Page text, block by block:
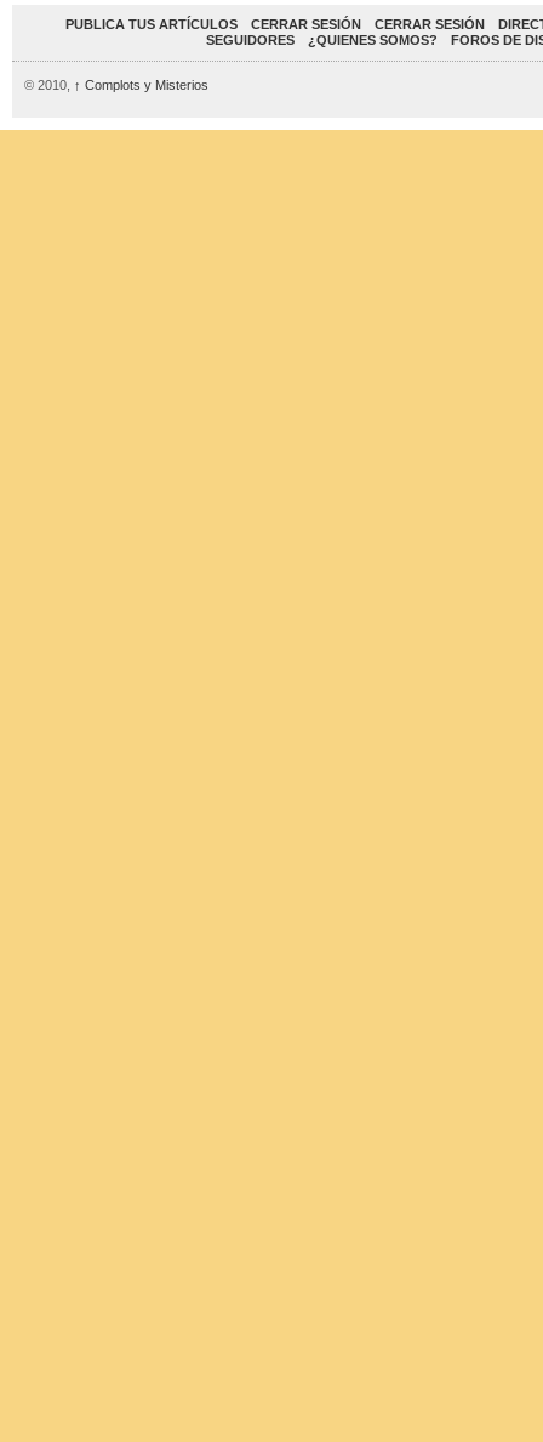
PUBLICA TUS ARTÍCULOS CERRAR SESIÓN CERRAR SESIÓN
SEGUIDORES
¿QUIENES SOMOS? FOROS DE
© 2010, ↑ Complots y Misterios